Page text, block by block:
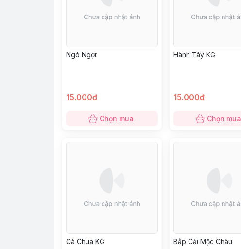
Ngô Ngọt
15.000đ
Chọn mua
Hành Tây KG
15.000đ
Chọn mua
Cà Chua KG Bắp Cải Mộc Châu